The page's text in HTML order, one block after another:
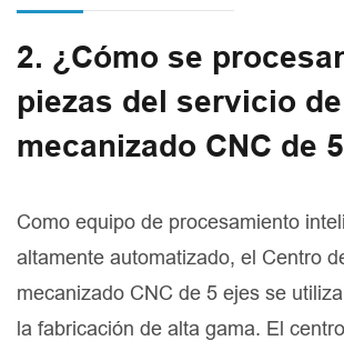
2. ¿Cómo se
piezas del servicio de
mecanizado CNC de
Como equipo de procesamiento
altamente automatizado, el Centro
mecanizado CNC de 5 ejes se
la fabricación de alta gama. El